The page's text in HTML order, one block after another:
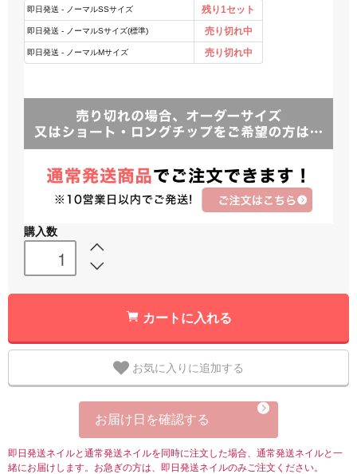
購入数
カートに入れる
お気に入りに追加する
お届け日を確認する
即日発送ネイルと通常発送ネイルを同時に注文した場合、通常発送ネイルと一
緒にお届けします。お急ぎの方は、即日発送ネイルのみご注文ください。